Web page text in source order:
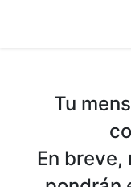
Tu
En breve,